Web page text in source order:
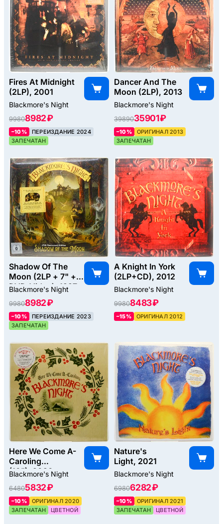
Fires At Midnight
(2LP), 2001
Blackmore's Night
99808982 ₽
–10%
ПЕРЕИЗДАНИЕ 2024
ЗАПЕЧАТАН
Dancer And The
Moon (2LP), 2013
Blackmore's Night
3989035901 ₽
–10%
ОРИГИНАЛ 2013
ЗАПЕЧАТАН
Shadow Of The
Moon (2LP + 7" +
DVD-Video), 1997
Blackmore's Night
99808982 ₽
–10%
ПЕРЕИЗДАНИЕ 2023
ЗАПЕЧАТАН
A Knight In York
(2LP+CD), 2012
Blackmore's Night
99808483 ₽
–15% ОРИГИНАЛ 2012
Here We Come A-
Caroling
(10"), 2020
Blackmore's Night
64805832 ₽
–10%
ОРИГИНАЛ 2020
ЗАПЕЧАТАН
ЦВЕТНОЙ
Nature's
Light, 2021
Blackmore's Night
69806282 ₽
–10%
ОРИГИНАЛ 2021
ЗАПЕЧАТАН
ЦВЕТНОЙ